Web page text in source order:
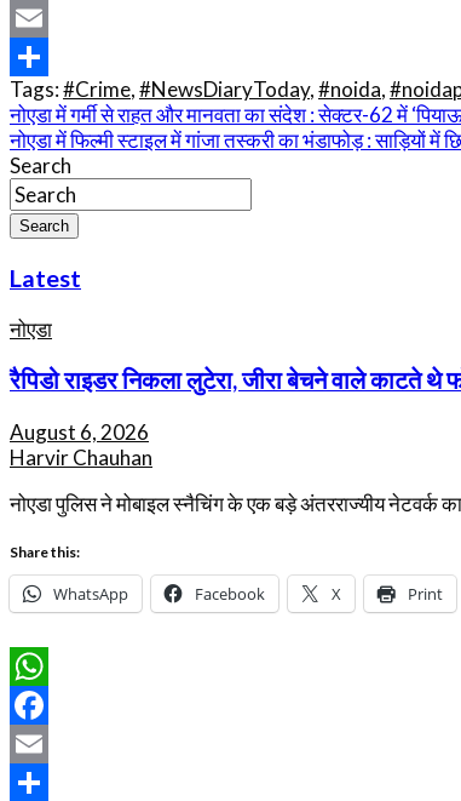
Facebook
Email
Share
Tags:#Crime,#NewsDiaryToday,#noida,
Post
navigation
नोएडा में गर्मी से राहत और मानवता का संदेश : सेक्टर-62 में
नोएडा में फिल्मी स्टाइल में गांजा तस्करी का भंडाफोड़ : साड़ियों
Search
Search
Latest
नोएडा
रैपिडो राइडर निकला लुटेरा, जीरा बेचने वाले काटते थे
August 6, 2026
Harvir Chauhan
नोएडा पुलिस ने मोबाइल स्नैचिंग के एक बड़े अंतरराज्यीय नेटवर्क
Share this:
WhatsApp Facebook X Print
WhatsApp
Facebook
Email